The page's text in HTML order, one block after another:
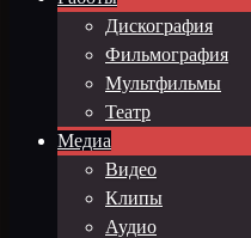
Дискография
Фильмография
Мультфильмы
Театр
Медиа
Видео
Клипы
Аудио